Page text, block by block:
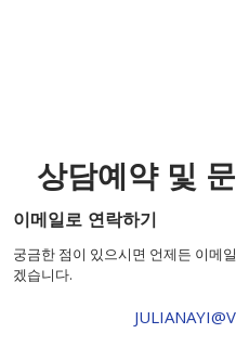
상담예약 및
이메일로 연락하기
궁금한 점이 있으시면 언제든 이메
겠습니다.